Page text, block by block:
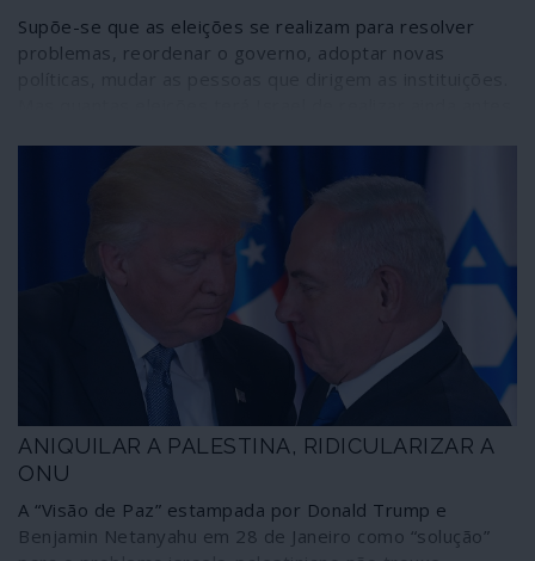
Supõe-se que as eleições se realizam para resolver
problemas, reordenar o governo, adoptar novas
porque é um país amarrado por um laço constitucional
ANIQUILAR A PALESTINA, RIDICULARIZAR A
ONU
A “Visão de Paz” estampada por Donald Trump e
Benjamin Netanyahu em 28 de Janeiro como “solução”